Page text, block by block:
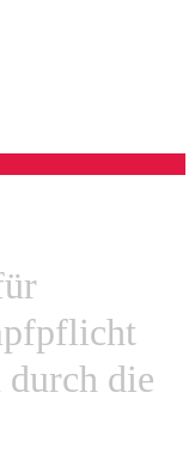
durch die